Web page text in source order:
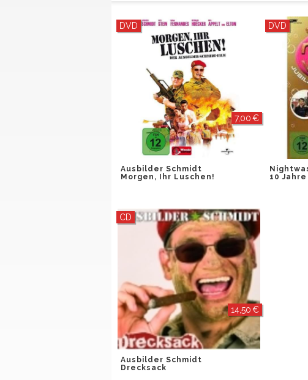
DVD
7,00 €
Ausbilder Schmidt
Morgen, Ihr Luschen!
DVD
10
CD
14,50 €
Ausbilder Schmidt
Drecksack